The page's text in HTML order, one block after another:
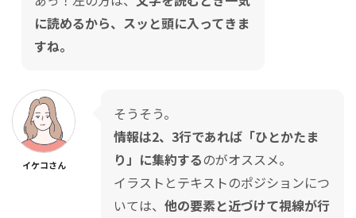
に読めるから、スッと頭に入ってきま
すね。
イケコさん
そうそう。
情報は2、3行であれば「ひとかたま
り」に集約するのがオススメ。
イラストとテキストのポジションにつ
いては、 他の要素と近づけて視線が行